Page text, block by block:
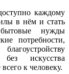
каждому
в нём и стать
нужды
потребности,
искусства
к человеку.